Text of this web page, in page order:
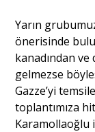
Yarın
önerisinde
kanadından
gelmezse
Gazze’yi
toplantımıza
Karamollaoğlu